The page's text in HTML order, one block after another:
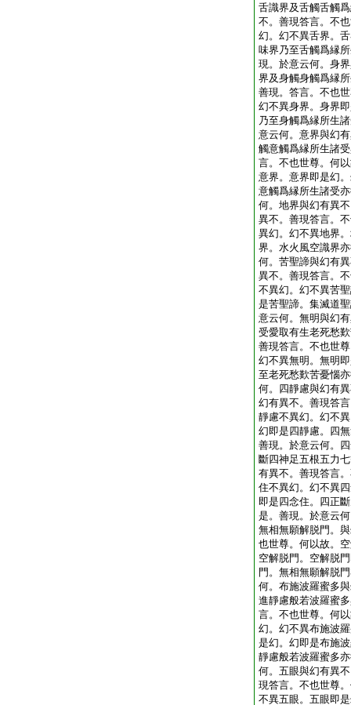
舌識界及舌觸舌觸
不。善現答言。不
幻。幻不異舌界。
味界乃至舌觸爲縁
現。於意云何。身
界及身觸身觸爲縁
善現。答言。不也
幻不異身界。身界
乃至身觸爲縁所生
意云何。意界與幻
觸意觸爲縁所生諸
言。不也世尊。何
意界。意界即是幻
意觸爲縁所生諸受
何。地界與幻有異
異不。善現答言。
異幻。幻不異地界
界。水火風空識界
何。苦聖諦與幻有
異不。善現答言。
不異幻。幻不異苦
是苦聖諦。集滅道
意云何。無明與幻
受愛取有生老死愁
善現答言。不也世
幻不異無明。無明
至老死愁歎苦憂惱
何。四靜慮與幻有
幻有異不。善現答
靜慮不異幻。幻不
幻即是四靜慮。四
善現。於意云何。
斷四神足五根五力
有異不。善現答言
住不異幻。幻不異
即是四念住。四正
是。善現。於意云
無相無願解脱門。
也世尊。何以故。
空解脱門。空解脱
門。無相無願解脱
何。布施波羅蜜多
進靜慮般若波羅蜜
言。不也世尊。何
幻。幻不異布施波
是幻。幻即是布施
靜慮般若波羅蜜多
何。五眼與幻有異
現答言。不也世尊
不異五眼。五眼即